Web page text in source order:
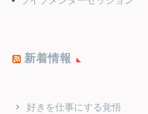
新着情報
好きを仕事にする覚悟